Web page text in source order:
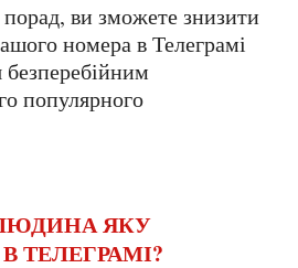
номера в Телеграмі
популярного
ТЕЛЕГРАМІ?